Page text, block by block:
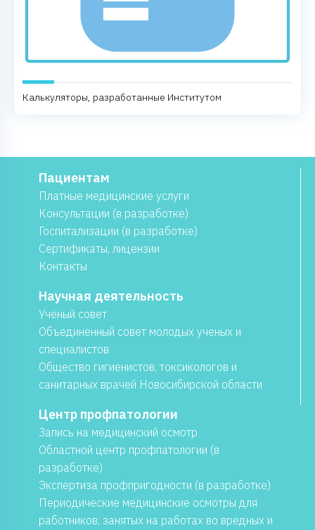
Калькуляторы, разработанные Институтом
Пациентам
Платные медицинские услуги
Консультации (в разработке)
Госпитализации (в разработке)
Сертификаты, лицензии
Контакты
Научная деятельность
Учёный совет
Объединенный совет молодых ученых и
специалистов
Общество гигиенистов, токсикологов и
санитарных врачей Новосибирской области
Центр профпатологии
Запись на медицинский осмотр
Областной центр профпатологии (в
разработке)
Экспертиза профпригодности (в разработке)
Периодические медицинские осмотры для
работников, занятых на работах во вредных и